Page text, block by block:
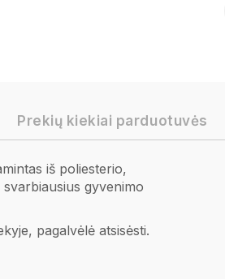
Prekių kiekiai parduotuvės
iš poliesterio,
gyvenimo
pagalvėlė atsisėsti.